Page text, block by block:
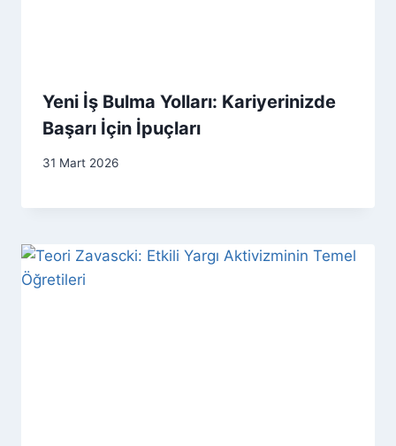
Yeni İş Bulma Yolları: Kariyerinizde
Başarı İçin İpuçları
31 Mart 2026